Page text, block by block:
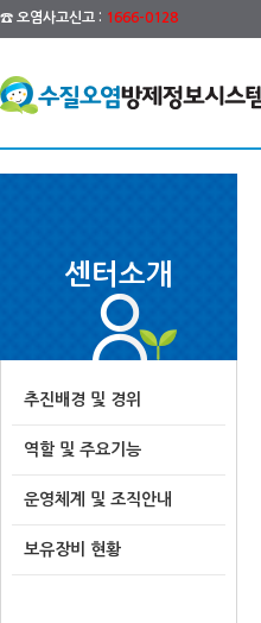
☎ 오염사고신고 : 1666-0128
센터소개
추진배경 및 경위
역할 및 주요기능
운영체계 및 조직안내
보유장비 현황